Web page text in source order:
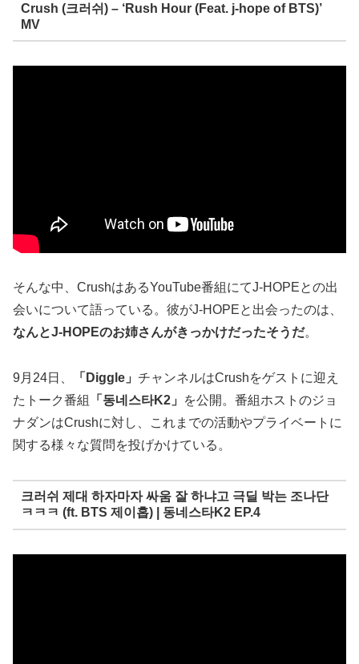
Crush (크러쉬) – ‘Rush Hour (Feat. j-hope of BTS)’
MV
そんな中、CrushはあるYouTube番組にてJ-HOPEとの出
会いについて語っている。彼がJ-HOPEと出会ったのは、
なんとJ-HOPEのお姉さんがきっかけだったそうだ。
9月24日、 「Diggle」 チャンネルはCrushをゲストに迎え
たトーク番組
「동네스타K2」
を公開。番組ホストのジョ
ナダンはCrushに対し、これまでの活動やプライベートに
関する様々な質問を投げかけている。
크러쉬 제대 하자마자 싸움 잘 하냐고 극딜 박는 조나단
ㅋㅋㅋ (ft. BTS 제이홉) | 동네스타K2 EP.4